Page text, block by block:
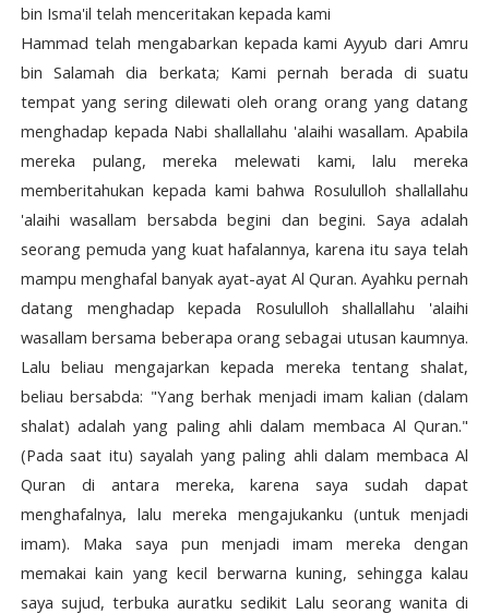
bin Isma'il telah menceritakan kepada kami
Hammad telah mengabarkan kepada kami Ayyub dari Amru
bin Salamah dia berkata; Kami pernah berada di suatu
tempat yang sering dilewati oleh orang orang yang datang
menghadap kepada Nabi shallallahu 'alaihi wasallam. Apabila
mereka pulang, mereka melewati kami, lalu mereka
memberitahukan kepada kami bahwa Rosululloh shallallahu
'alaihi wasallam bersabda begini dan begini. Saya adalah
seorang pemuda yang kuat hafalannya, karena itu saya telah
mampu menghafal banyak ayat-ayat Al Quran. Ayahku pernah
datang menghadap kepada Rosululloh shallallahu 'alaihi
wasallam bersama beberapa orang sebagai utusan kaumnya.
Lalu beliau mengajarkan kepada mereka tentang shalat,
beliau bersabda: "Yang berhak menjadi imam kalian (dalam
shalat) adalah yang paling ahli dalam membaca Al Quran."
(Pada saat itu) sayalah yang paling ahli dalam membaca Al
Quran di antara mereka, karena saya sudah dapat
menghafalnya, lalu mereka mengajukanku (untuk menjadi
imam). Maka saya pun menjadi imam mereka dengan
memakai kain yang kecil berwarna kuning, sehingga kalau
saya sujud, terbuka auratku sedikit Lalu seorang wanita di